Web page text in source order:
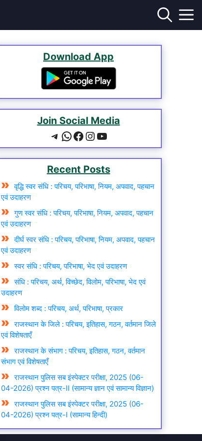
Download App
Join Social Media
Recent Posts
वृद्धि स्वर संधि : परिचय, परिभाषा, नियम, अपवाद, पहचान
एवं उदाहरण
गुण स्वर संधि : परिचय, परिभाषा, नियम, अपवाद, पहचान
एवं उदाहरण
दीर्घ स्वर संधि : परिचय, परिभाषा, नियम, अपवाद, पहचान
एवं उदाहरण
स्वर संधि : परिचय, परिभाषा, भेद एवं उदाहरण
संधि : परिचय, अर्थ, विच्छेद, विलोम, परिभाषा, भेद एवं
उदाहरण
विलोम शब्द : परिचय, अर्थ, परिभाषा, प्रकार
राजस्थान के जिले : परिचय, इतिहास, गठन, वर्तमान जिले
एवं विशेषताएँ
राजस्थान के संभाग : परिचय, इतिहास, गठन, वर्तमान
संभाग एवं विशेषताएँ
राजस्थान पुलिस सब इंस्पेक्टर परीक्षा, 2025 (06-
04-2026) प्रश्न पत्र-II (सामान्य ज्ञान एवं सामान्य विज्ञान)
राजस्थान पुलिस सब इंस्पेक्टर परीक्षा, 2025 (06-
04-2026) प्रश्न पत्र-I (सामान्य हिन्दी)